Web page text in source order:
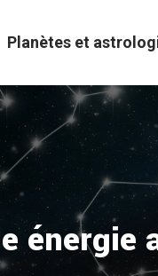
Planètes et